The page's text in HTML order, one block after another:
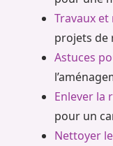
Travaux
projets de
Astuces
Enlever la
pour un
Nettoyer